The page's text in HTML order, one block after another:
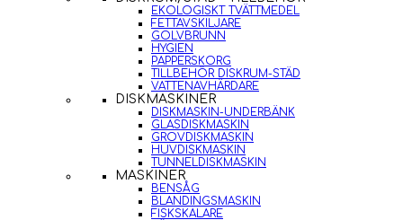
EKOLOGISKT TVÄTTMEDEL
FETTAVSKILJARE
GOLVBRUNN
HYGIEN
PAPPERSKORG
TILLBEHÖR DISKRUM-STÄD
VATTENAVHÄRDARE
DISKMASKINER
DISKMASKIN-UNDERBÄNK
GLASDISKMASKIN
GROVDISKMASKIN
HUVDISKMASKIN
TUNNELDISKMASKIN
MASKINER
BENSÅG
BLANDINGSMASKIN
FISKSKALARE